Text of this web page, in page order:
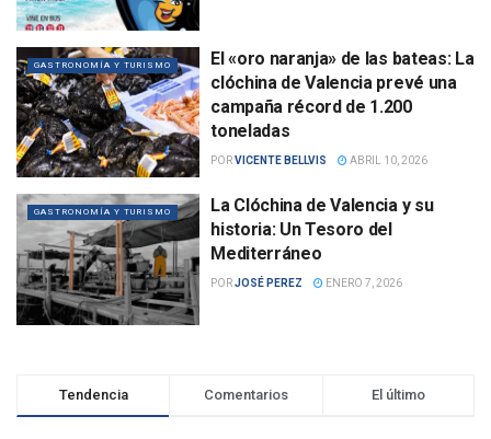
GASTRONOMÍA Y TURISMO
El «oro naranja» de las bateas: La
clóchina de Valencia prevé una
campaña récord de 1.200
toneladas
PORVICENTE BELLVIS ABRIL 10, 2026
GASTRONOMÍA Y TURISMO
La Clóchina de Valencia y su
historia: Un Tesoro del
Mediterráneo
PORJOSÉ PEREZ ENERO 7, 2026
Tendencia Comentarios El último